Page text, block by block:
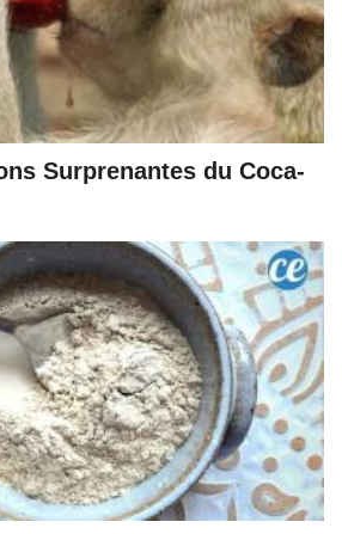
Surprenantes du Coca-